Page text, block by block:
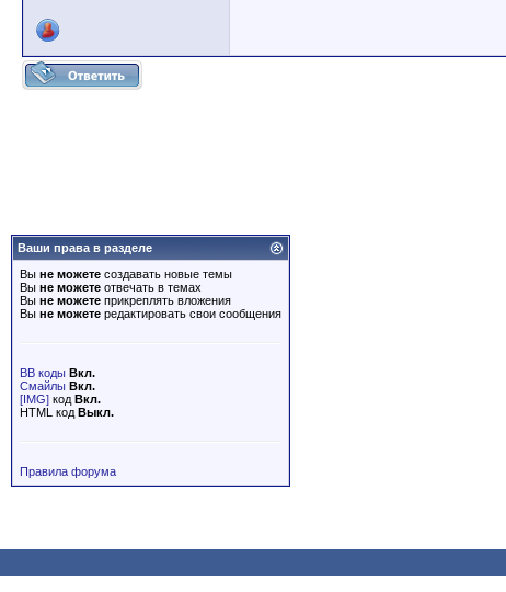
Ваши права в разделе
Вы не можете создавать новые темы
Вы не можете отвечать в темах
Вы не можете прикреплять вложения
Вы не можете редактировать свои сообщения
BB коды Вкл.
Смайлы Вкл.
[IMG] код Вкл.
HTML код Выкл.
Правила форума